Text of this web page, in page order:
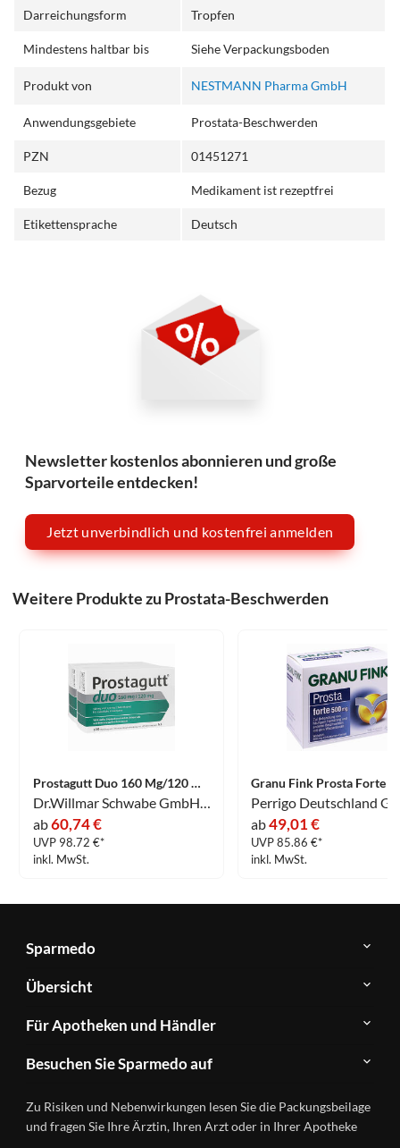
Darreichungsform Tropfen
Mindestens haltbar bis Siehe Verpackungsboden
Produkt von NESTMANN Pharma GmbH
Anwendungsgebiete Prostata-Beschwerden
PZN 01451271
Bezug Medikament ist rezeptfrei
Etikettensprache Deutsch
Newsletter kostenlos abonnieren und große
Sparvorteile entdecken!
Jetzt unverbindlich und kostenfrei anmelden
Weitere Produkte zu Prostata-Beschwerden
Prostagutt Duo 160 Mg/120 Mg Weichkapseln 200 Stück
Dr.Willmar Schwabe GmbH & Co.KG
ab60,74 €
UVP 98.72 €*
inkl. MwSt.
Perrigo Deutschland
ab49,01 €
UVP 85.86 €*
inkl. MwSt.
Sparmedo
Über
Sparmedo
FAQ
Kontakt
Datenschutz
Nutzungsbedingungen
Übersicht
Herstellerverzeichnis
Produkte
A-
Ratgeber
Wirkstoffe
Für Apotheken und Händler
&
Händlerlogin
Besuchen Sie Sparmedo auf
Instagram
Zu Risiken und Nebenwirkungen lesen Sie die Packungsbeilage
und fragen Sie Ihre Ärztin, Ihren Arzt oder in Ihrer Apotheke